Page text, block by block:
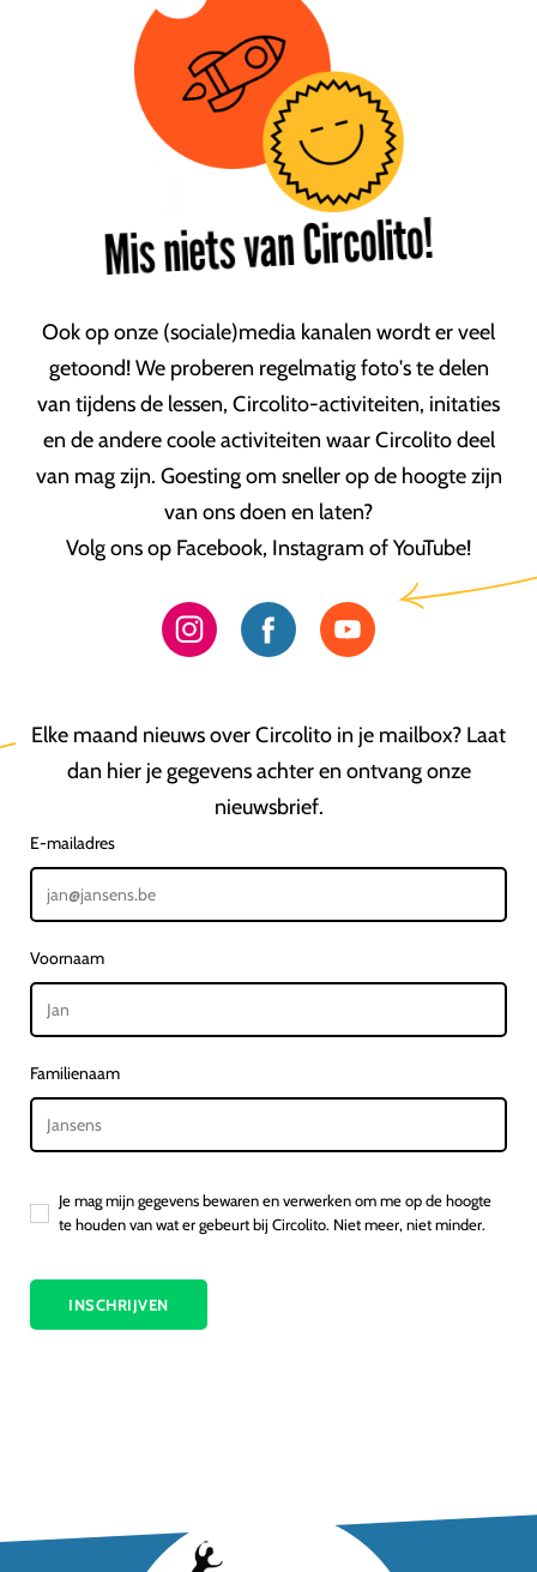
Mis niets van Circolito!
Ook op onze (sociale)media kanalen wordt er veel
getoond! We proberen regelmatig foto's te delen
van tijdens de lessen, Circolito-activiteiten, initaties
en de andere coole activiteiten waar Circolito deel
van mag zijn. Goesting om sneller op de hoogte zijn
van ons doen en laten?
Volg ons op Facebook, Instagram of YouTube!
Elke maand nieuws over Circolito in je mailbox? Laat
dan hier je gegevens achter en ontvang onze
nieuwsbrief.
E-mailadres
Voornaam
Familienaam
Je mag mijn gegevens bewaren en verwerken om me op de hoogte
te houden van wat er gebeurt bij Circolito. Niet meer, niet minder.
INSCHRIJVEN